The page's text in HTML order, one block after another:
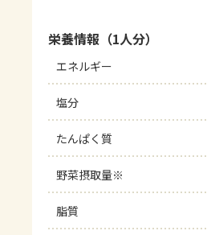
栄養情報（1人分）
エネルギー
塩分
たんぱく質
野菜摂取量※
脂質